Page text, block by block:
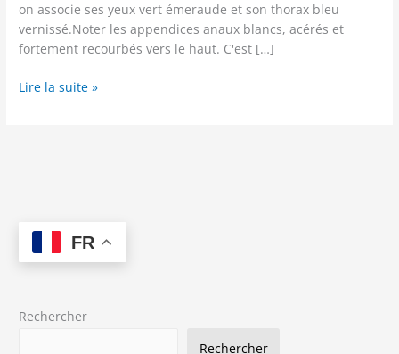
on associe ses yeux vert émeraude et son thorax bleu
vernissé.Noter les appendices anaux blancs, acérés et
fortement recourbés vers le haut. C'est […]
Pérou
Lire la suite »
FR
Rechercher
Rechercher